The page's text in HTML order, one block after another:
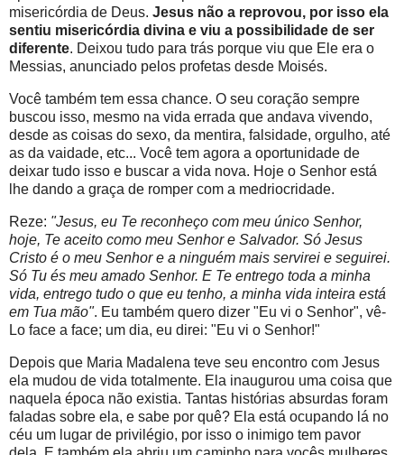
misericórdia de Deus. Jesus não a reprovou, por isso ela
sentiu misericórdia divina e viu a possibilidade de ser
diferente. Deixou tudo para trás porque viu que Ele era o
Messias, anunciado pelos profetas desde Moisés.
Você também tem essa chance. O seu coração sempre
buscou isso, mesmo na vida errada que andava vivendo,
desde as coisas do sexo, da mentira, falsidade, orgulho, até
as da vaidade, etc... Você tem agora a oportunidade de
deixar tudo isso e buscar a vida nova. Hoje o Senhor está
lhe dando a graça de romper com a medriocridade.
Reze: "Jesus, eu Te reconheço com meu único Senhor,
hoje, Te aceito como meu Senhor e Salvador. Só Jesus
Cristo é o meu Senhor e a ninguém mais servirei e seguirei.
Só Tu és meu amado Senhor. E Te entrego toda a minha
vida, entrego tudo o que eu tenho, a minha vida inteira está
em Tua mão". Eu também quero dizer "Eu vi o Senhor", vê-
Lo face a face; um dia, eu direi: "Eu vi o Senhor!"
Depois que Maria Madalena teve seu encontro com Jesus
ela mudou de vida totalmente. Ela inaugurou uma coisa que
naquela época não existia. Tantas histórias absurdas foram
faladas sobre ela, e sabe por quê? Ela está ocupando lá no
céu um lugar de privilégio, por isso o inimigo tem pavor